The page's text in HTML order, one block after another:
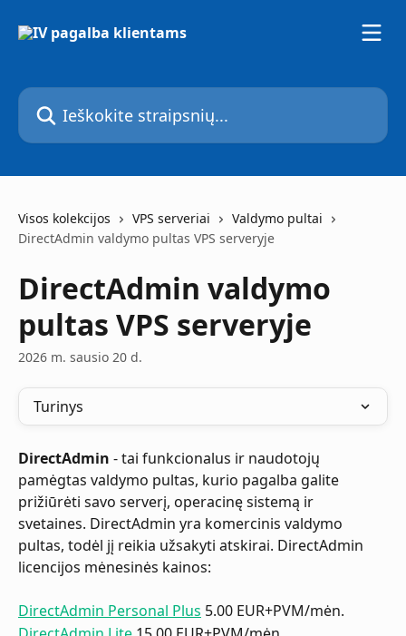
Ieškokite straipsnių...
Visos kolekcijos VPS serveriai
Valdymo pultai
DirectAdmin valdymo pultas VPS serveryje
DirectAdmin valdymo
pultas VPS serveryje
2026 m. sausio 20 d.
Turinys
DirectAdmin - tai funkcionalus ir naudotojų
pamėgtas valdymo pultas, kurio pagalba galite
prižiūrėti savo serverį, operacinę sistemą ir
svetaines. DirectAdmin yra komercinis valdymo
pultas, todėl jį reikia užsakyti atskirai. DirectAdmin
licencijos mėnesinės kainos:
DirectAdmin Personal Plus 5.00 EUR+PVM/mėn.